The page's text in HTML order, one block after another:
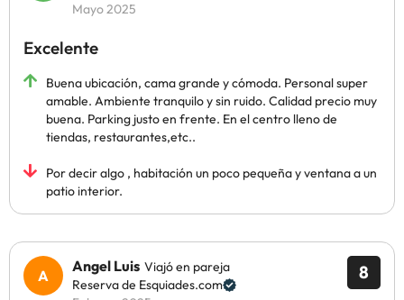
Mayo 2025
Excelente
Buena ubicación, cama grande y cómoda. Personal super
amable. Ambiente tranquilo y sin ruido. Calidad precio muy
buena. Parking justo en frente. En el centro lleno de
tiendas, restaurantes,etc..
Por decir algo , habitación un poco pequeña y ventana a un
patio interior.
8
Angel Luis Viajó en pareja
Reserva de Esquiades.com